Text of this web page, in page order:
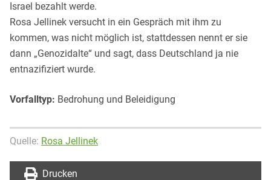
Israel bezahlt werde.
Rosa Jellinek versucht in ein Gespräch mit ihm zu
kommen, was nicht möglich ist, stattdessen nennt er sie
dann „Genozidalte“ und sagt, dass Deutschland ja nie
entnazifiziert wurde.
Vorfalltyp: Bedrohung und Beleidigung
Quelle: Rosa Jellinek
Drucken